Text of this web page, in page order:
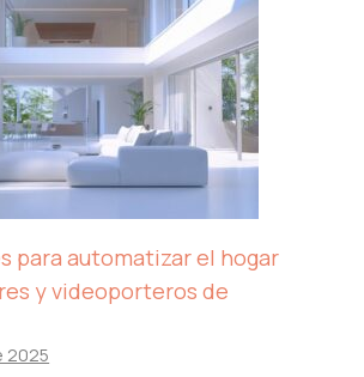
para automatizar el hogar
y videoporteros de
2025